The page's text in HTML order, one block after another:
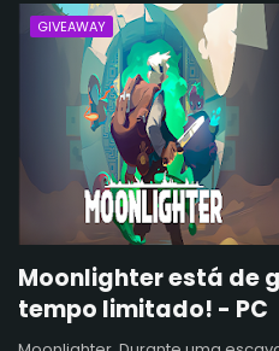
GIVEAWAY
Moonlighter está de
tempo limitado! - PC